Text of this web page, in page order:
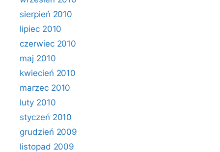
sierpień 2010
lipiec 2010
czerwiec 2010
maj 2010
kwiecień 2010
marzec 2010
luty 2010
styczeń 2010
grudzień 2009
listopad 2009